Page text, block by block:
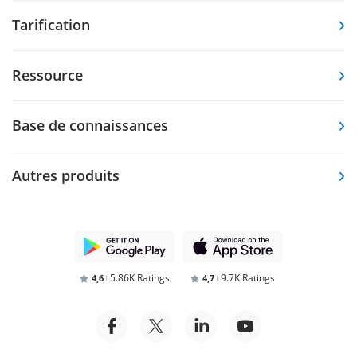
Tarification
Ressource
Base de connaissances
Autres produits
4,6 5.86K Ratings 4,7 9.7K Ratings